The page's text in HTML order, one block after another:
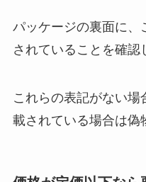
パッケージの裏面に、
されていることを確認
これらの表記がない
載されている場合は偽